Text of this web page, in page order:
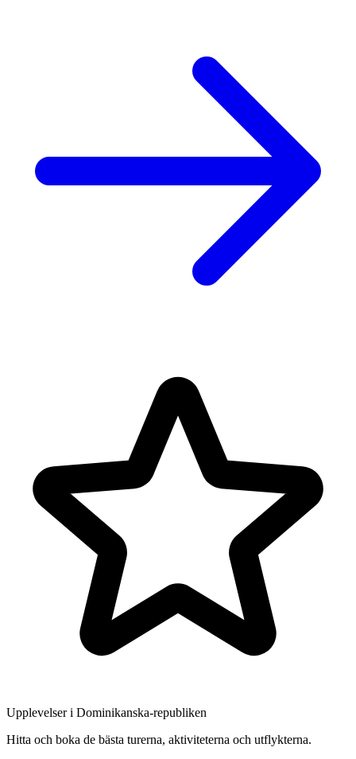
Upplevelser i Dominikanska-republiken
Hitta och boka de bästa turerna, aktiviteterna och utflykterna.